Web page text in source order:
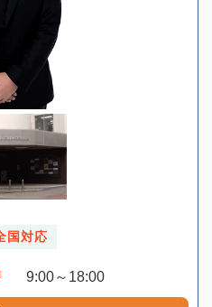
国対応
9:00～18:00